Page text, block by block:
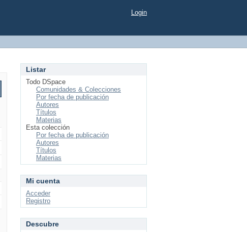
Login
Listar
Todo DSpace
Comunidades & Colecciones
Por fecha de publicación
Autores
Títulos
Materias
Esta colección
Por fecha de publicación
Autores
Títulos
Materias
Mi cuenta
Acceder
Registro
Descubre